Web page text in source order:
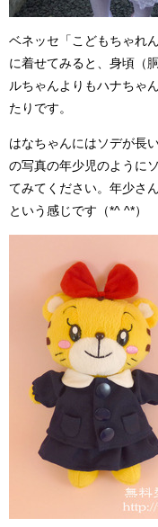
ベネッセ「こどもちゃれ
に着せてみると、身頃（
ルちゃんよりもハナちゃ
たりです。
はなちゃんにはソデが長
の写真の年少児のように
てみてください。年少さ
という感じです（*^ ^*）